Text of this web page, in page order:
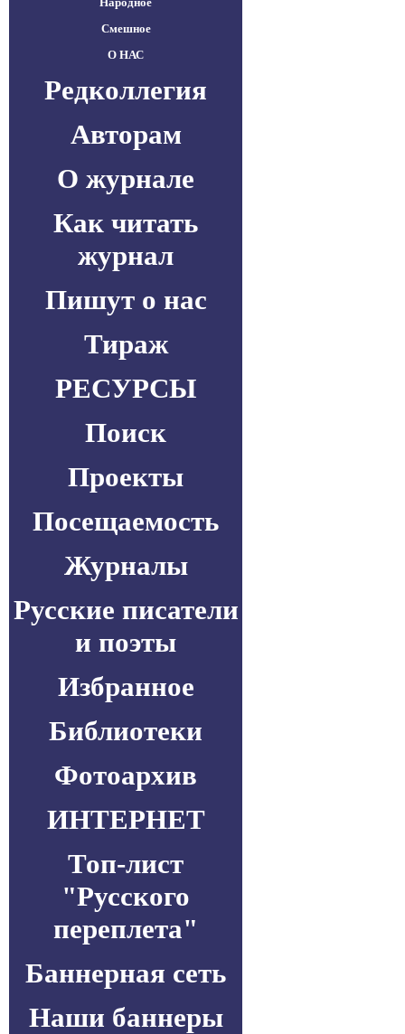
Смешное
О НАС
Редколлегия
Авторам
О журнале
Как читать
журнал
Пишут о нас
Тираж
РЕСУРСЫ
Поиск
Проекты
Посещаемость
Журналы
Русские писатели
и поэты
Избранное
Библиотеки
Фотоархив
ИНТЕРНЕТ
Топ-лист
"Русского
переплета"
Баннерная сеть
Наши баннеры